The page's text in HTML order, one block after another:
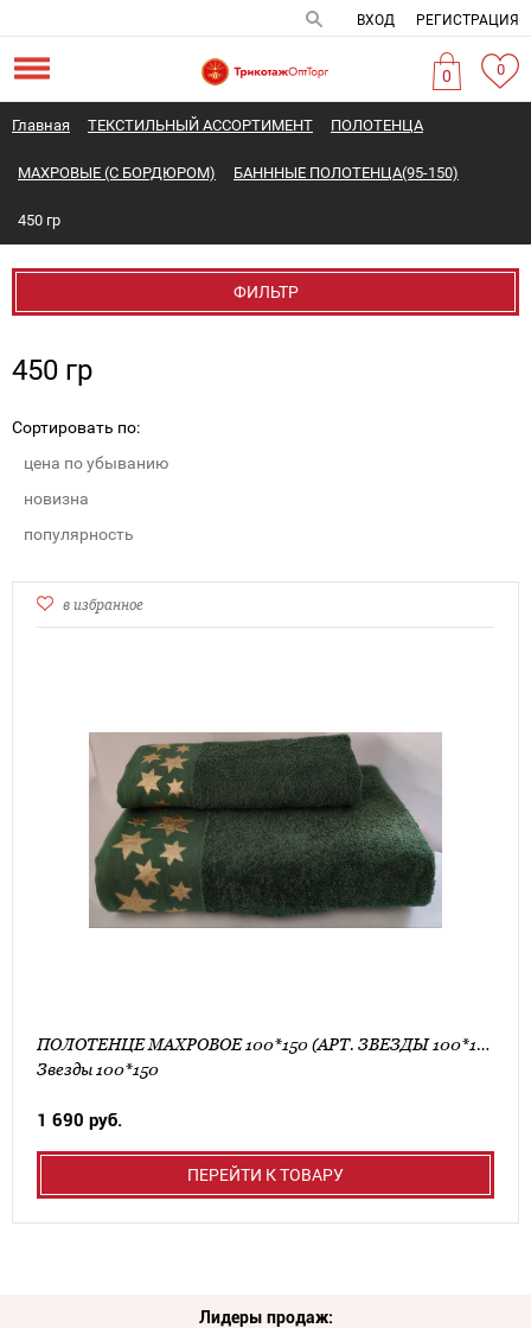
ВХОД РЕГИСТРАЦИЯ
0 0
Главная ТЕКСТИЛЬНЫЙ АССОРТИМЕНТ ПОЛОТЕНЦА
МАХРОВЫЕ (С БОРДЮРОМ) БАНННЫЕ ПОЛОТЕНЦА(95-150)
450 гр
ФИЛЬТР
450 гр
Сортировать по:
цена по убыванию
новизна
популярность
в избранное
ПОЛОТЕНЦЕ МАХРОВОЕ 100*150 (АРТ. ЗВЕЗДЫ 100*150)
Звезды 100*150
1 690 руб.
ПЕРЕЙТИ К ТОВАРУ
Лидеры продаж: